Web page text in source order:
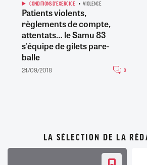
CONDITIONS D'EXERCICE VIOLENCE
Patients violents,
règlements de compte,
attentats… le Samu 83
s'équipe de gilets pare-
balle
24/09/2018 0
LA SÉLECTION DE LA